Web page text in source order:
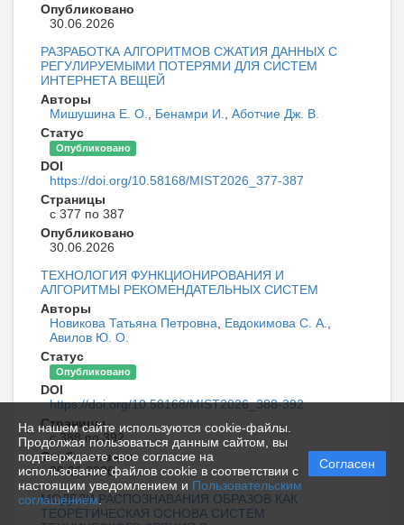
На нашем сайте используются cookie-файлы.
Продолжая пользоваться данным сайтом, вы
подтверждаете свое согласие на
использование файлов cookie в соответствии с
настоящим уведомлением и Пользовательским
соглашением .
Согласен
Опубликовано
30.06.2026
РАЗРАБОТКА АЛГОРИТМОВ СЖАТИЯ ДАННЫХ С
РЕГУЛИРУЕМЫМИ ПОТЕРЯМИ ДЛЯ СИСТЕМ
ИНТЕРНЕТА ВЕЩЕЙ
Авторы
Мишушина Е. О.
Бенамри И.
Аботчие Дж. В.
Статус
Опубликовано
DOI
https://doi.org/10.58168/MIST2026_377-387
Страницы
с 377 по 387
Опубликовано
30.06.2026
ТЕХНОЛОГИЯ ФУНКЦИОНИРОВАНИЯ И
АЛГОРИТМЫ РЕКОМЕНДАТЕЛЬНЫХ СИСТЕМ
Авторы
Новикова Татьяна Петровна
Евдокимова С. А.
Авилов Ю. О.
Статус
Опубликовано
DOI
https://doi.org/10.58168/MIST2026_388-392
Страницы
с 388 по 392
Опубликовано
30.06.2026
МОДЕЛИ РАСПОЗНАВАНИЯ ОБРАЗОВ КАК
ТЕОРЕТИЧЕСКАЯ ОСНОВА СИСТЕМ